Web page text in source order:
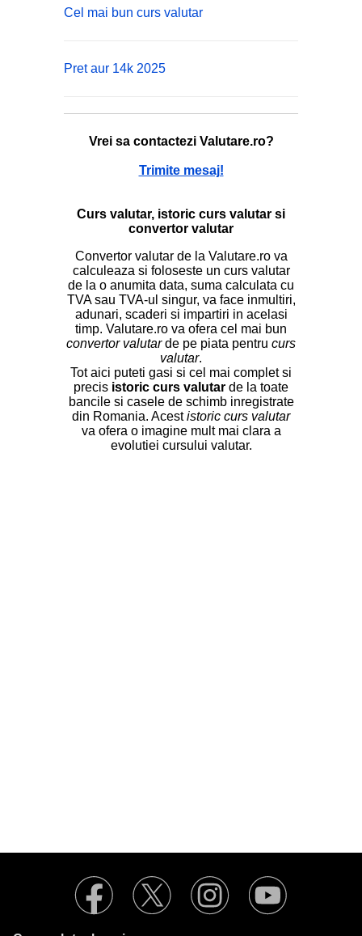
Cel mai bun curs valutar
Pret aur 14k 2025
Vrei sa contactezi Valutare.ro?
Trimite mesaj!
Curs valutar, istoric curs valutar si
convertor valutar
Convertor valutar de la Valutare.ro va
calculeaza si foloseste un curs valutar
de la o anumita data, suma calculata cu
TVA sau TVA-ul singur, va face inmultiri,
adunari, scaderi si impartiri in acelasi
timp. Valutare.ro va ofera cel mai bun
convertor valutarde pe piata pentru curs
valutar.
Tot aici puteti gasi si cel mai complet si
precis istoric curs valutar de la toate
bancile si casele de schimb inregistrate
din Romania. Acestistoric curs valutar
va ofera o imagine mult mai clara a
evolutiei cursului valutar.